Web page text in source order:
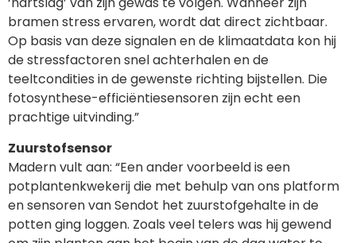
bramen stress ervaren, wordt dat direct zichtbaar.
Op basis van deze signalen en de klimaatdata kon hij
de stressfactoren snel achterhalen en de
teeltcondities in de gewenste richting bijstellen. Die
fotosynthese-efficiëntiesensoren zijn echt een
prachtige uitvinding.”
Zuurstofsensor
Madern vult aan: “Een ander voorbeeld is een
potplantenkwekerij die met behulp van ons platform
en sensoren van Sendot het zuurstofgehalte in de
potten ging loggen. Zoals veel telers was hij gewend